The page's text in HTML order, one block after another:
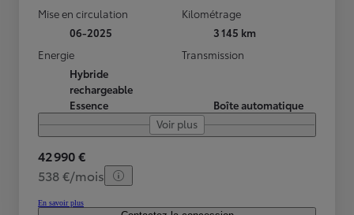
Mise en circulation
06-2025
Kilométrage
3 145 km
Energie
Hybride
rechargeable
Essence
Transmission
Boîte automatique
Voir plus
42 990 €
538 €/mois
En savoir plus